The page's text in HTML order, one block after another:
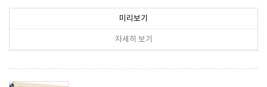
미리보기
자세히 보기